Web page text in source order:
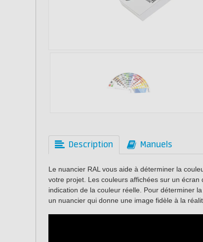
Description Manuels
Le nuancier RAL vous aide à déterminer la
votre projet. Les couleurs affichées sur un
indication de la couleur réelle. Pour déterminer
un nuancier qui donne une image fidèle à la